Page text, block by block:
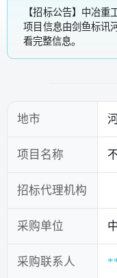
【招标公告】中冶重
项目信息由剑鱼标讯
看完整信息。
地市
项目名称
招标代理机构
采购单位
采购联系人